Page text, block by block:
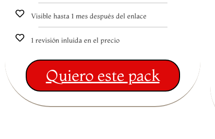
Visible hasta 1 mes después del enlace
1 revisión inluida en el precio
Quiero este pack